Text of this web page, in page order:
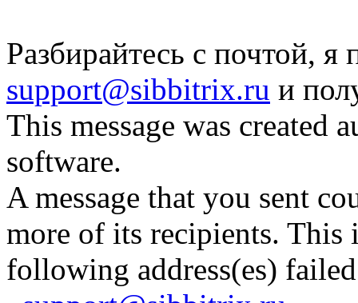
Разбирайтесь с почтой, я
support@sibbitrix.ru и
This message was
software.
A message that you sent
more of its recipients. This
following address(es)